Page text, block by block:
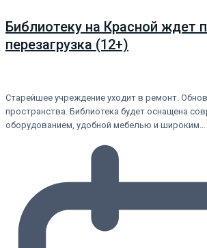
Библиотеку на Красной ждет
перезагрузка (12+)
Старейшее учреждение уходит в ремонт.
пространства. Библиотека будет оснащена
оборудованием, удобной мебелью и широким…